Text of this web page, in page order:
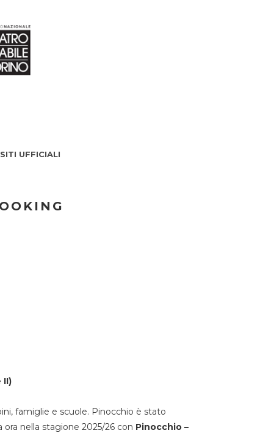
SITI UFFICIALI
II)
famiglie e scuole. Pinocchio è stato
nella stagione 2025/26 con Pinocchio –